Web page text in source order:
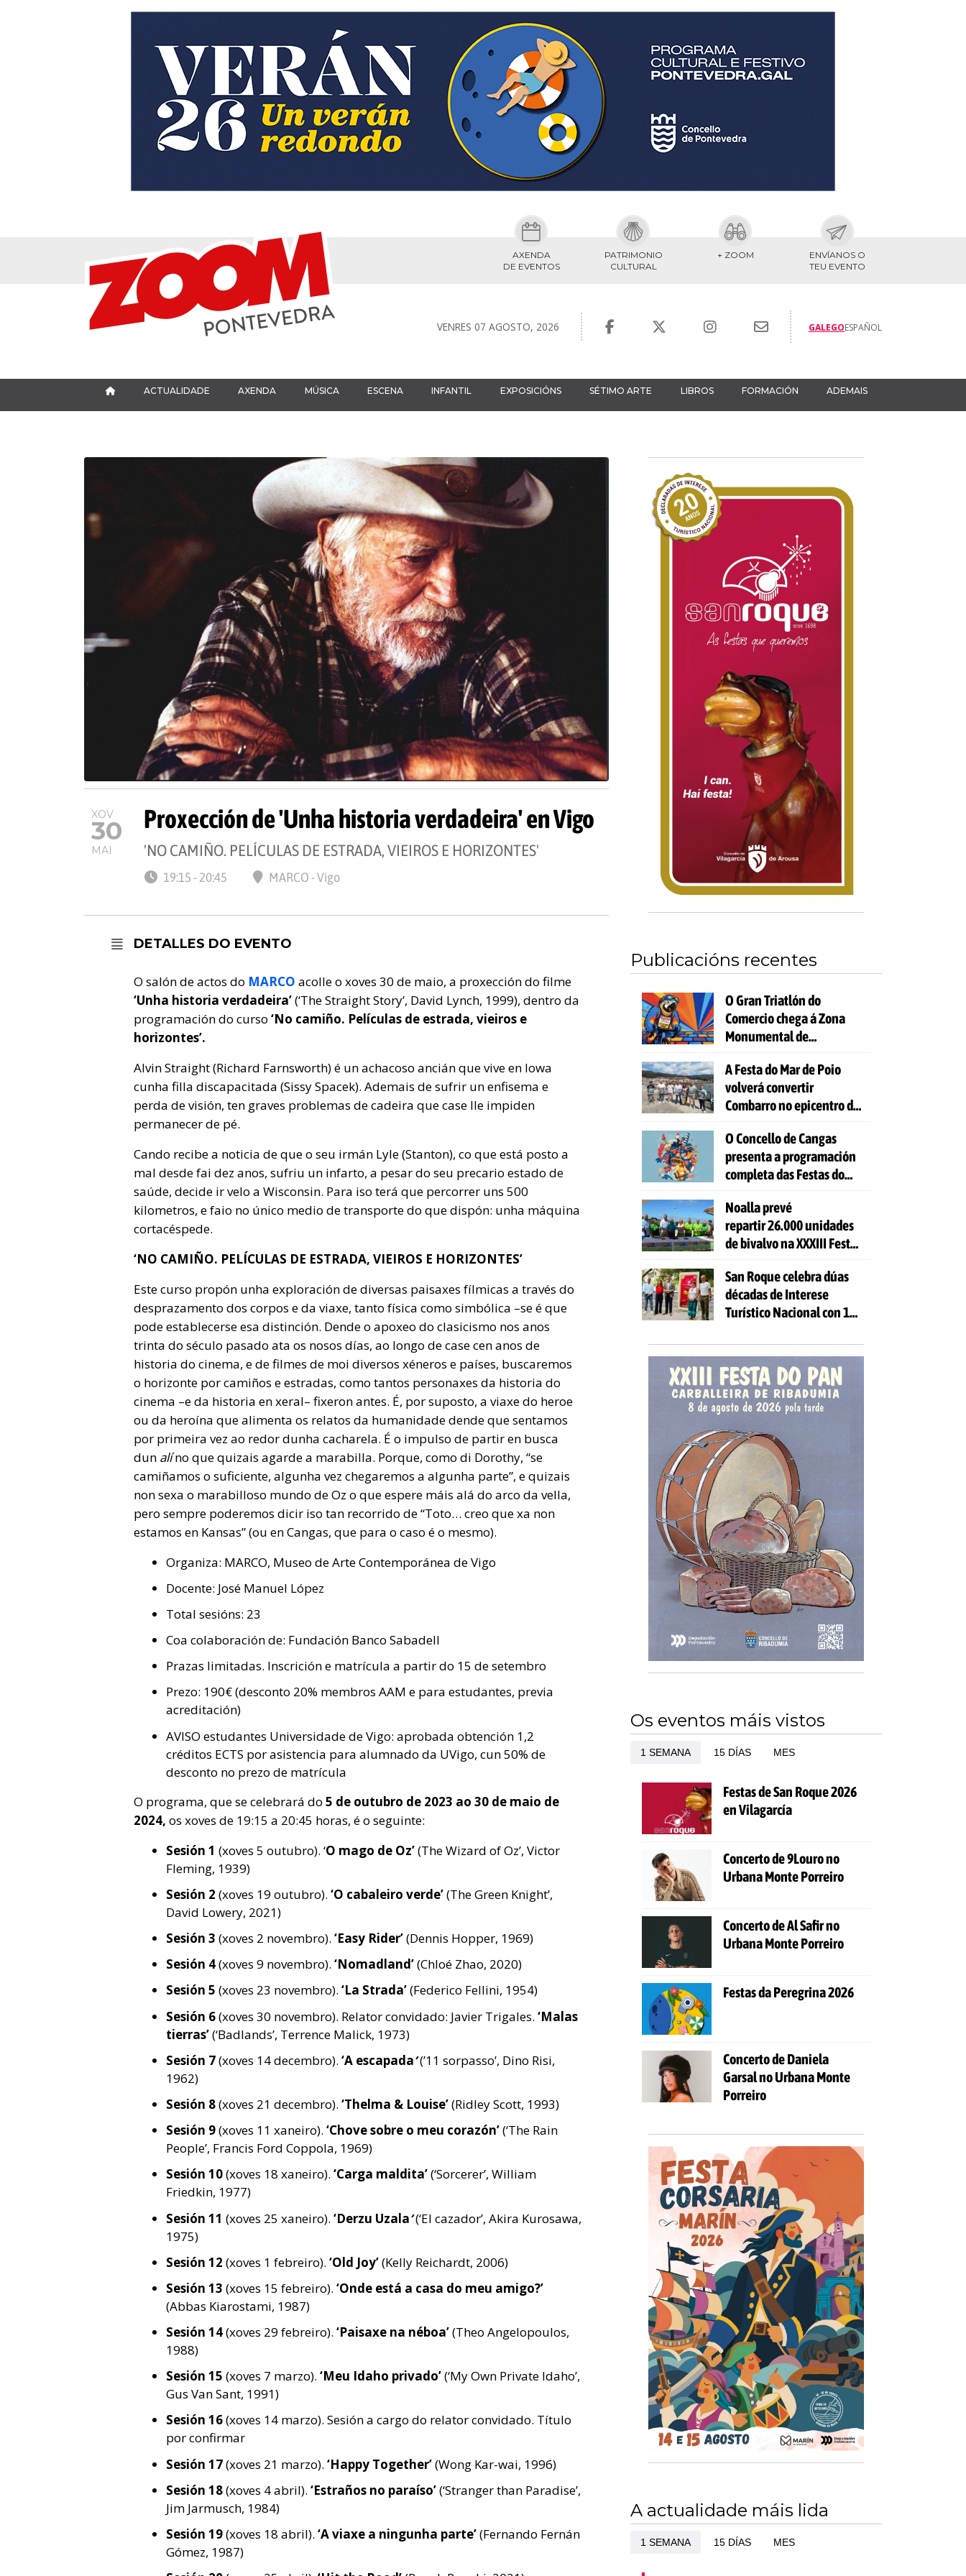
AXENDA
DE EVENTOS
PATRIMONIO
CULTURAL
+ ZOOM
ENVÍANOS O
TEU EVENTO
VENRES 07 AGOSTO, 2026 GALEGOESPAÑOL
ACTUALIDADE AXENDA MÚSICA ESCENA INFANTIL EXPOSICIÓNS SÉTIMO ARTE LIBROS FORMACIÓN ADEMAIS
XOV
30
MAI
Proxección de 'Unha historia verdadeira' en Vigo
'NO CAMIÑO. PELÍCULAS DE ESTRADA, VIEIROS E HORIZONTES'
19:15 - 20:45 MARCO - Vigo
DETALLES DO EVENTO
O salón de actos do MARCO acolle o xoves 30 de maio, a proxección do filme
‘Unha historia verdadeira’(‘The Straight Story’, David Lynch, 1999), dentro da
programación do curso ‘No camiño. Películas de estrada, vieiros e
horizontes’.
Alvin Straight (Richard Farnsworth) é un achacoso ancián que vive en Iowa
cunha filla discapacitada (Sissy Spacek). Ademais de sufrir un enfisema e
perda de visión, ten graves problemas de cadeira que case lle impiden
permanecer de pé.
Cando recibe a noticia de que o seu irmán Lyle (Stanton), co que está posto a
mal desde fai dez anos, sufriu un infarto, a pesar do seu precario estado de
saúde, decide ir velo a Wisconsin. Para iso terá que percorrer uns 500
kilometros, e faio no único medio de transporte do que dispón: unha máquina
cortacéspede.
‘NO CAMIÑO. PELÍCULAS DE ESTRADA, VIEIROS E HORIZONTES’
Este curso propón unha exploración de diversas paisaxes fílmicas a través do
desprazamento dos corpos e da viaxe, tanto física como simbólica –se é que
pode establecerse esa distinción. Dende o apoxeo do clasicismo nos anos
trinta do século pasado ata os nosos días, ao longo de case cen anos de
historia do cinema, e de filmes de moi diversos xéneros e países, buscaremos
o horizonte por camiños e estradas, como tantos personaxes da historia do
cinema –e da historia en xeral– fixeron antes. É, por suposto, a viaxe do heroe
ou da heroína que alimenta os relatos da humanidade dende que sentamos
por primeira vez ao redor dunha cacharela. É o impulso de partir en busca
dun alíno que quizais agarde a marabilla. Porque, como di Dorothy, “se
camiñamos o suficiente, algunha vez chegaremos a algunha parte”, e quizais
non sexa o marabilloso mundo de Oz o que espere máis alá do arco da vella,
pero sempre poderemos dicir iso tan recorrido de “Toto… creo que xa non
estamos en Kansas” (ou en Cangas, que para o caso é o mesmo).
Organiza: MARCO, Museo de Arte Contemporánea de Vigo
Docente: José Manuel López
Total sesións: 23
Coa colaboración de: Fundación Banco Sabadell
Prazas limitadas. Inscrición e matrícula a partir do 15 de setembro
Prezo: 190€ (desconto 20% membros AAM e para estudantes, previa
acreditación)
AVISO estudantes Universidade de Vigo: aprobada obtención 1,2
créditos ECTS por asistencia para alumnado da UVigo, cun 50% de
desconto no prezo de matrícula
O programa, que se celebrará do 5 de outubro de 2023 ao 30 de maio de
2024, os xoves de 19:15 a 20:45 horas, é o seguinte:
Sesión 1 (xoves 5 outubro). ‘O mago de Oz’(The Wizard of Oz’, Victor
Fleming, 1939)
Sesión 2 (xoves 19 outubro). ‘O cabaleiro verde’(The Green Knight’,
David Lowery, 2021)
Sesión 3 (xoves 2 novembro). ‘Easy Rider’(Dennis Hopper, 1969)
Sesión 4(xoves 9 novembro). ‘Nomadland’(Chloé Zhao, 2020)
Sesión 5 (xoves 23 novembro). ‘La Strada’(Federico Fellini, 1954)
Sesión 6(xoves 30 novembro). Relator convidado: Javier Trigales. ‘Malas
tierras’(‘Badlands’, Terrence Malick, 1973)
Sesión 7(xoves 14 decembro). ‘A escapada‘(’11 sorpasso’, Dino Risi,
1962)
Sesión 8(xoves 21 decembro). ‘Thelma & Louise’(Ridley Scott, 1993)
Sesión 9(xoves 11 xaneiro). ‘Chove sobre o meu corazón’(‘The Rain
People’, Francis Ford Coppola, 1969)
Sesión 10(xoves 18 xaneiro). ‘Carga maldita’(‘Sorcerer’, William
Friedkin, 1977)
Sesión 11 (xoves 25 xaneiro). ‘Derzu Uzala‘(‘El cazador’, Akira Kurosawa,
1975)
Sesión 12 (xoves 1 febreiro). ‘Old Joy’(Kelly Reichardt, 2006)
Sesión 13 (xoves 15 febreiro). ‘Onde está a casa do meu amigo?’
(Abbas Kiarostami, 1987)
Sesión 14(xoves 29 febreiro). ‘Paisaxe na néboa’(Theo Angelopoulos,
1988)
Sesión 15 (xoves 7 marzo). ‘Meu Idaho privado’(‘My Own Private Idaho’,
Gus Van Sant, 1991)
Sesión 16(xoves 14 marzo). Sesión a cargo do relator convidado. Título
por confirmar
Sesión 17(xoves 21 marzo). ‘Happy Together’(Wong Kar-wai, 1996)
Sesión 18(xoves 4 abril). ‘Estraños no paraíso’(‘Stranger than Paradise’,
Jim Jarmusch, 1984)
Sesión 19(xoves 18 abril). ‘A viaxe a ningunha parte’(Fernando Fernán
Gómez, 1987)
Publicacións recentes
O Gran Triatlón do
Comercio chega á Zona
Monumental de
A Festa do Mar de Poio
volverá convertir
Combarro no epicentro da
O Concello de Cangas
presenta a programación
completa das Festas do
Noalla prevé
repartir 26.000 unidades
de bivalvo na XXXIII Festa
San Roque celebra dúas
décadas de Interese
Turístico Nacional con 10
actividades gratuítas
Os eventos máis vistos
1 SEMANA 15 DÍAS MES
Festas de San Roque 2026
en Vilagarcía
Concerto de 9Louro no
Urbana Monte Porreiro
Concerto de Al Safir no
Urbana Monte Porreiro
Festas da Peregrina 2026
Concerto de Daniela
Garsal no Urbana Monte
Porreiro
A actualidade máis lida
1 SEMANA 15 DÍAS MES